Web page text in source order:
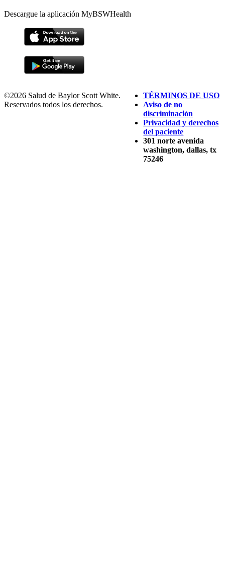
Descargue la aplicación MyBSWHealth
©2026 Salud de Baylor Scott White.
Reservados todos los derechos.
TÉRMINOS DE USO
Aviso de no
discriminación
Privacidad y derechos
del paciente
301 norte avenida
washington, dallas, tx
75246